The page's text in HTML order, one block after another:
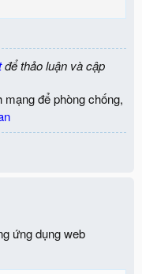
để thảo luận và cập
mạng để phòng chống,
ứng dụng web